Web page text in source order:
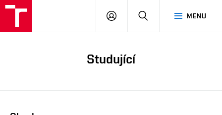
MENU
PŘIHLÁSIT
Studující